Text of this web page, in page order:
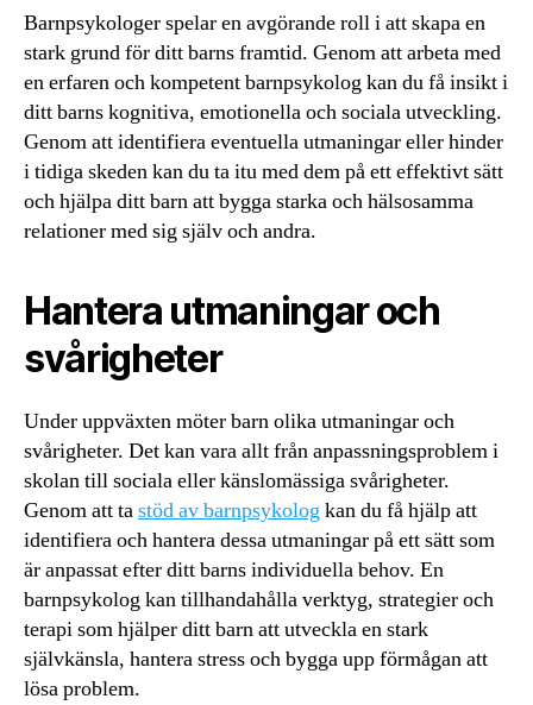
Barnpsykologer spelar en avgörande roll i att skapa en
stark grund för ditt barns framtid. Genom att arbeta med
en erfaren och kompetent barnpsykolog kan du få insikt i
ditt barns kognitiva, emotionella och sociala utveckling.
Genom att identifiera eventuella utmaningar eller hinder
i tidiga skeden kan du ta itu med dem på ett effektivt sätt
och hjälpa ditt barn att bygga starka och hälsosamma
relationer med sig själv och andra.
Hantera utmaningar och
svårigheter
Under uppväxten möter barn olika utmaningar och
svårigheter. Det kan vara allt från anpassningsproblem i
skolan till sociala eller känslomässiga svårigheter.
Genom att tastöd av barnpsykologkan du få hjälp att
identifiera och hantera dessa utmaningar på ett sätt som
är anpassat efter ditt barns individuella behov. En
barnpsykolog kan tillhandahålla verktyg, strategier och
terapi som hjälper ditt barn att utveckla en stark
självkänsla, hantera stress och bygga upp förmågan att
lösa problem.